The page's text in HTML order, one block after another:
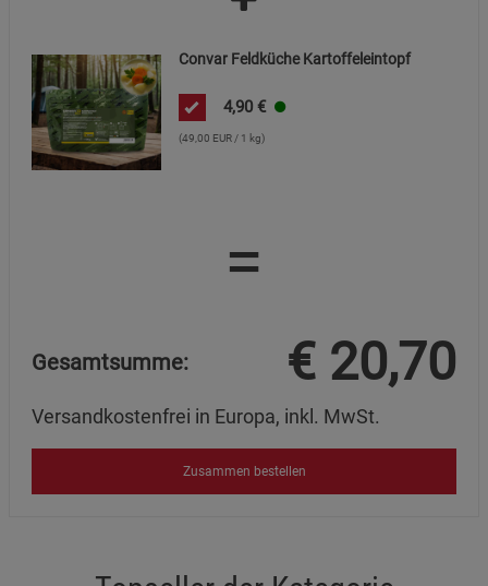
Convar Feldküche Kartoffeleintopf
4,90 €
(49,00 EUR / 1 kg)
=
Gesamtsumme: € 20,70
Versandkostenfrei in Europa, inkl. MwSt.
Zusammen bestellen